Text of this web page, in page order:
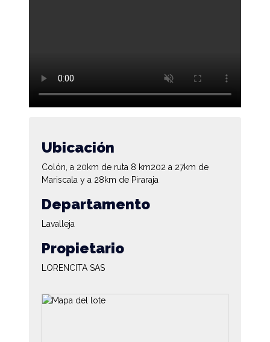
Ubicación
Colón, a 20km de ruta 8 km202 a 27km de
Mariscala y a 28km de Piraraja
Departamento
Lavalleja
Propietario
LORENCITA SAS